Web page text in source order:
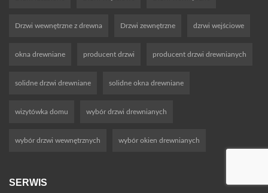
Drzwi wewnętrzne z drewna Drzwi zewnętrzne dzrwi wejściowe
okna drewniane producent drzwi producent drzwi drewnianych
solidne drzwi drewniane solidne okna drewniane
wizytówka domu wybór drzwi drewnianych
wybór drzwi wewnętrznych wybór okien drewnianych
SERWIS